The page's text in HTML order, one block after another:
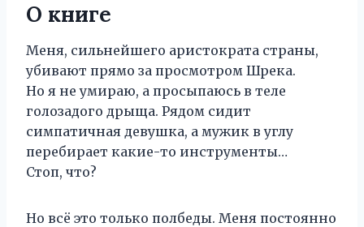
О книге
Меня, сильнейшего аристократа страны,
убивают прямо за просмотром Шрека.
Но я не умираю, а просыпаюсь в теле
голозадого дрыща. Рядом сидит
симпатичная девушка, а мужик в углу
перебирает какие-то инструменты…
Стоп, что?
Но всё это только полбеды. Меня постоянно